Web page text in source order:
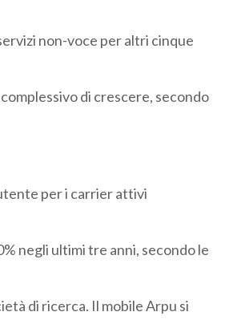
non-voce per altri cinque
di crescere, secondo
per i carrier attivi
negli ultimi tre anni, secondo le
di ricerca. Il mobile Arpu si